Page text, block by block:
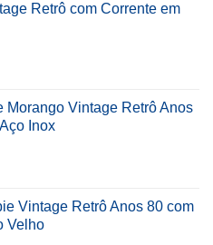
Retrô com Corrente em
Morango Vintage Retrô Anos
Inox
Vintage Retrô Anos 80 com
Velho